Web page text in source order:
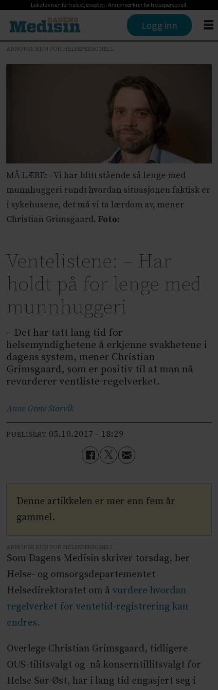
Lokalavisen for helsetjenesten. Annonser kun for helsepersonell.
Logg inn
ANNONSE KUN FOR HELSEPERSONELL
MÅ LÆRE: - Vi har blitt stående så lenge med
munnhuggeri rundt hvordan situasjonen faktisk er
i sykehusene, det må vi ta lærdom av, mener
Christian Grimsgaard. Foto:
Ventelistene: – Har
holdt på for lenge med
munnhuggeri
– Det har tatt lang tid for
helsemyndighetene å erkjenne svakhetene i
dagens system, mener Christian
Grimsgaard, som er positiv til at man nå
revurderer ventliste-regelverket.
Anne Grete Storvik
PUBLISERT 05.10.2017 - 18:29
Denne artikkelen er mer enn fem år
gammel.
ANNONSE KUN FOR HELSEPERSONELL
Som Dagens Medisin skriver torsdag, ber
Helse- og omsorgsdepartementet
Helsedirektoratet om å vurdere hvordan
regelverket for ventetid-registrering kan
endres.
Overlege Christian Grimsgaard, tidligere
OUS-tilitsvalgt og nå konserntillitsvalgt for
Helse Sør-Øst, har i lang tid engasjert seg i